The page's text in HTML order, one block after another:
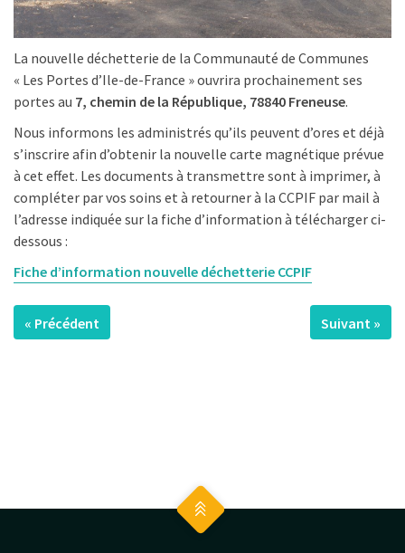
La nouvelle déchetterie de la Communauté de Communes
« Les Portes d’Ile-de-France » ouvrira prochainement ses
portes au 7, chemin de la République, 78840 Freneuse.
Nous informons les administrés qu’ils peuvent d’ores et déjà
s’inscrire afin d’obtenir la nouvelle carte magnétique prévue
à cet effet. Les documents à transmettre sont à imprimer, à
compléter par vos soins et à retourner à la CCPIF par mail à
l’adresse indiquée sur la fiche d’information à télécharger ci-
dessous :
Fiche d’information nouvelle déchetterie CCPIF
« Précédent Suivant »